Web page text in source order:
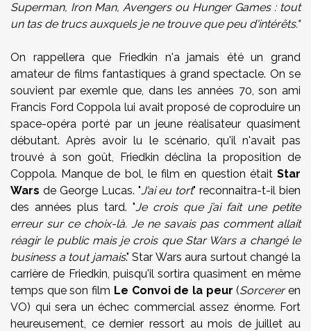
Superman, Iron Man, Avengers ou Hunger Games : tout
un tas de trucs auxquels je ne trouve que peu d'intérêts."
On rappellera que Friedkin n'a jamais été un grand
amateur de films fantastiques à grand spectacle. On se
souvient par exemle que, dans les années 70, son ami
Francis Ford Coppola lui avait proposé de coproduire un
space-opéra porté par un jeune réalisateur quasiment
débutant. Après avoir lu le scénario, qu'il n'avait pas
trouvé à son goût, Friedkin déclina la proposition de
Coppola. Manque de bol, le film en question était Star
Wars de George Lucas. "J’ai eu tort" reconnaitra-t-il bien
des années plus tard. "Je crois que j’ai fait une petite
erreur sur ce choix-là. Je ne savais pas comment allait
réagir le public mais je crois que Star Wars a changé le
business a tout jamais." Star Wars aura surtout changé la
carrière de Friedkin, puisqu'il sortira quasiment en même
temps que son film Le Convoi de la peur (Sorcereren
VO) qui sera un échec commercial assez énorme. Fort
heureusement, ce dernier ressort au mois de juillet au